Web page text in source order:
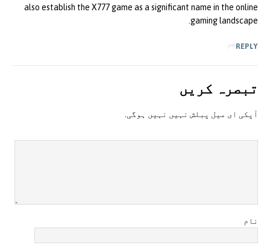
also establish the X777 game as a significant name in the online
gaming landscape.
REPLY
تبصرہ کريں
آپکی ای ميل پبلش نہيں نہيں ہوگی.
نام